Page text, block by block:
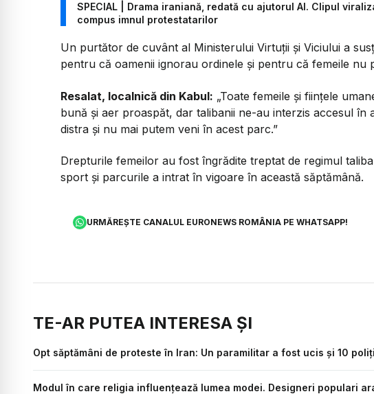
SPECIAL | Drama iraniană, redată cu ajutorul AI. Clipul
compus imnul protestatarilor
Un purtător de cuvânt al Ministerului Virtuții și Viciului a
pentru că oamenii ignorau ordinele și pentru că femeile nu
Resalat, localnică din Kabul: „Toate femeile și ființele
bună și aer proaspăt, dar talibanii ne-au interzis accesul în
distra și nu mai putem veni în acest parc.”
Drepturile femeilor au fost îngrădite treptat de regimul
sport și parcurile a intrat în vigoare în această săptămână.
URMĂREȘTE CANALUL EURONEWS ROMÂNIA PE WHATSAPP!
TE-AR PUTEA INTERESA ȘI
Opt săptămâni de proteste în Iran: Un paramilitar a fost ucis și 10
Modul în care religia influențează lumea modei. Designeri populari